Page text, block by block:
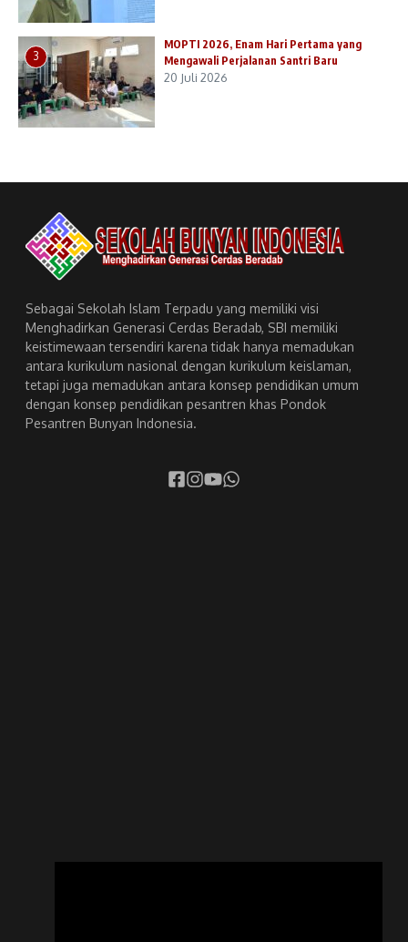
3
MOPTI 2026, Enam Hari Pertama yang
Mengawali Perjalanan Santri Baru
20 Juli 2026
Sebagai Sekolah Islam Terpadu yang memiliki visi
Menghadirkan Generasi Cerdas Beradab, SBI memiliki
keistimewaan tersendiri karena tidak hanya memadukan
antara kurikulum nasional dengan kurikulum keislaman,
tetapi juga memadukan antara konsep pendidikan umum
dengan konsep pendidikan pesantren khas Pondok
Pesantren Bunyan Indonesia.